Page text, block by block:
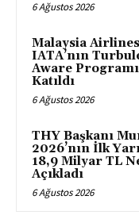
6 Ağustos 2026
Malaysia
IATA’nın
Aware
Katıldı
6 Ağustos 2026
THY Başkanı
2026’nın İlk
18,9 Milyar TL
Açıkladı
6 Ağustos 2026